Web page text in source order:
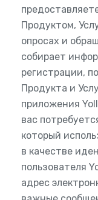
Продуктом,
опросах и
собирает
регистрации,
Продукта и
приложения
вас
который
в качестве
пользователя
адрес